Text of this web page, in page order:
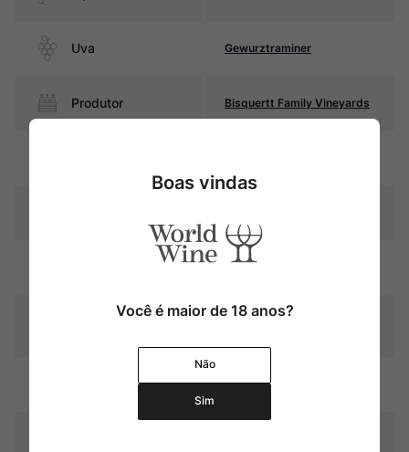
Uva Gewurztraminer
Produtor Bisquertt Family Vineyards
Amarelo palha com reflexos
Graduação Alcóoli
Amadurecimento Sem estágio em carvalho
Boas vindas
Você é maior de 18 anos?
Não
Sim